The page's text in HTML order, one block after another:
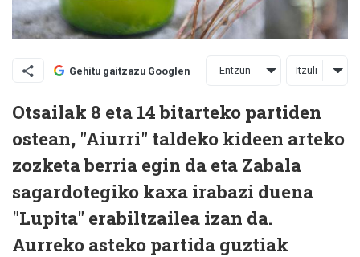
Gehitu gaitzazu Googlen Entzun Itzuli
Otsailak 8 eta 14 bitarteko partiden
ostean, "Aiurri" taldeko kideen arteko
zozketa berria egin da eta Zabala
sagardotegiko kaxa irabazi duena
"Lupita" erabiltzailea izan da.
Aurreko asteko partida guztiak